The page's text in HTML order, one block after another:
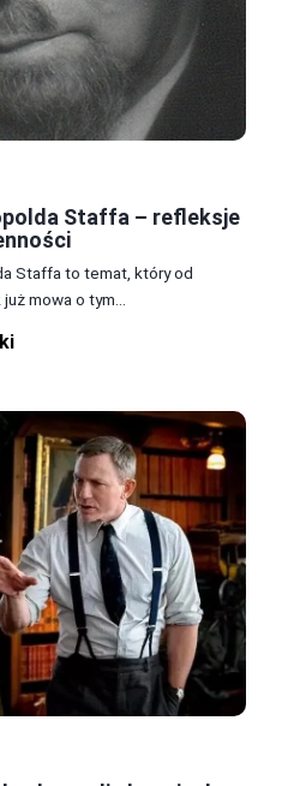
Staffa – refleksje
Staffa to temat, który od
mowa o tym...